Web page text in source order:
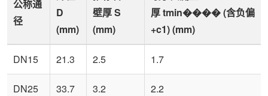
公称通
径
D
(mm)
壁厚 S
(mm)
厚 tmin���� (含负偏
+c1) (mm)
DN15 21.3 2.5 1.7
DN25 33.7 3.2 2.2